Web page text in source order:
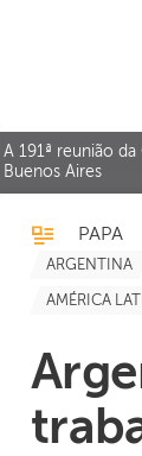
A 191ª reunião
Buenos Aires
PAPA
ARGENTINA
AMÉRICA